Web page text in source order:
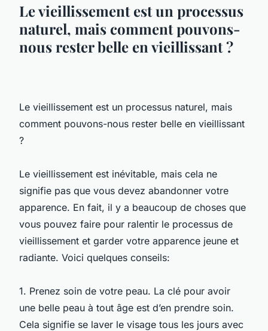
Le vieillissement est un processus
naturel, mais comment pouvons-
nous rester belle en vieillissant ?
Le vieillissement est un processus naturel, mais
comment pouvons-nous rester belle en vieillissant
?
Le vieillissement est inévitable, mais cela ne
signifie pas que vous devez abandonner votre
apparence. En fait, il y a beaucoup de choses que
vous pouvez faire pour ralentir le processus de
vieillissement et garder votre apparence jeune et
radiante. Voici quelques conseils:
1. Prenez soin de votre peau. La clé pour avoir
une belle peau à tout âge est d’en prendre soin.
Cela signifie se laver le visage tous les jours avec